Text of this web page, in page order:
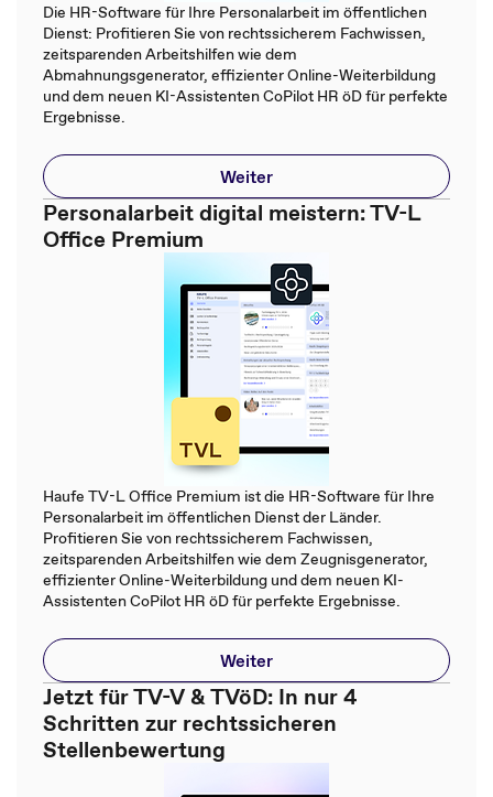
Die HR-Software für Ihre Personalarbeit im öffentlichen
Dienst: Profitieren Sie von rechtssicherem Fachwissen,
zeitsparenden Arbeitshilfen wie dem
Abmahnungsgenerator, effizienter Online-Weiterbildung
und dem neuen KI-Assistenten CoPilot HR öD für perfekte
Ergebnisse.
Weiter
Personalarbeit digital meistern: TV-L
Office Premium
Haufe TV-L Office Premium ist die HR-Software für Ihre
Personalarbeit im öffentlichen Dienst der Länder.
Profitieren Sie von rechtssicherem Fachwissen,
zeitsparenden Arbeitshilfen wie dem Zeugnisgenerator,
effizienter Online-Weiterbildung und dem neuen KI-
Assistenten CoPilot HR öD für perfekte Ergebnisse.
Weiter
Jetzt für TV-V & TVöD: In nur 4
Schritten zur rechtssicheren
Stellenbewertung